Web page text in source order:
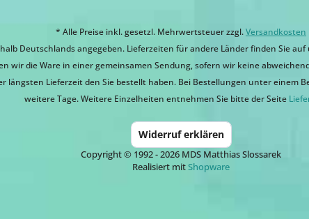
* Alle Preise inkl. gesetzl. Mehrwertsteuer zzgl.Versandkosten
Deutschlands angegeben. Lieferzeiten für andere Länder finden Sie auf
wir die Ware in einer gemeinsamen Sendung, sofern wir keine
längsten Lieferzeit den Sie bestellt haben. Bei Bestellungen unter einem
weitere Tage. Weitere Einzelheiten entnehmen Sie bitte der Seite
Widerruf erklären
Copyright © 1992 - 2026 MDS Matthias Slossarek
Realisiert mit Shopware